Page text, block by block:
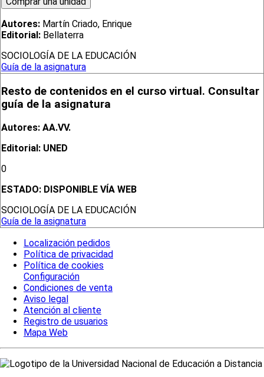
Autores: Martín Criado, Enrique
Editorial: Bellaterra
SOCIOLOGÍA DE LA EDUCACIÓN
Guía de la asignatura
Resto de contenidos en el curso virtual. Consultar
guía de la asignatura
Autores: AA.VV.
Editorial: UNED
0
ESTADO: DISPONIBLE VÍA WEB
SOCIOLOGÍA DE LA EDUCACIÓN
Guía de la asignatura
Localización pedidos
Política de privacidad
Política de cookies
Configuración
Condiciones de venta
Aviso legal
Atención al cliente
Registro de usuarios
Mapa Web